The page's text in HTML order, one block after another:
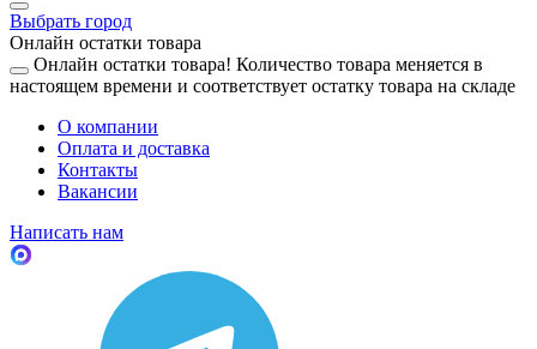
Выбрать город
Онлайн остатки товара
Онлайн остатки товара! Количество товара меняется в
настоящем времени и соответствует остатку товара на складе
О компании
Оплата и доставка
Контакты
Вакансии
Написать нам